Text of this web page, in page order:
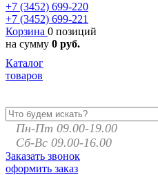
+7 (3452) 699-220
+7 (3452) 699-221
Корзина 0 позиций
на сумму 0 руб.
Каталог
товаров
Пн-Пт 09.00-19.00
Сб-Вс 09.00-16.00
Заказать звонок
оформить заказ